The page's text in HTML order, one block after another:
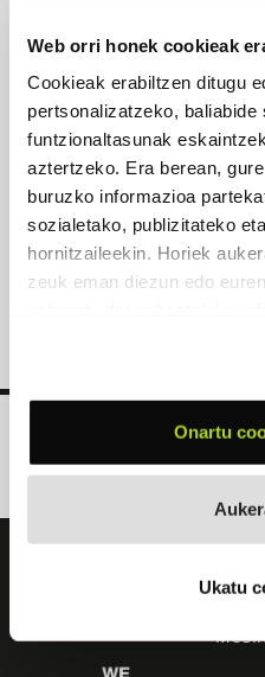
Web orri honek cookieak
Cookieak erabiltzen ditugu
pertsonalizatzeko, baliabide
funtzionaltasunak
aztertzeko. Era berean,
buruzko informazioa
sozialetako, publizitateko
hornitzaileekin. Horiek
zeuk eman diezun edo
Onartu
Ukatu
Eñaut